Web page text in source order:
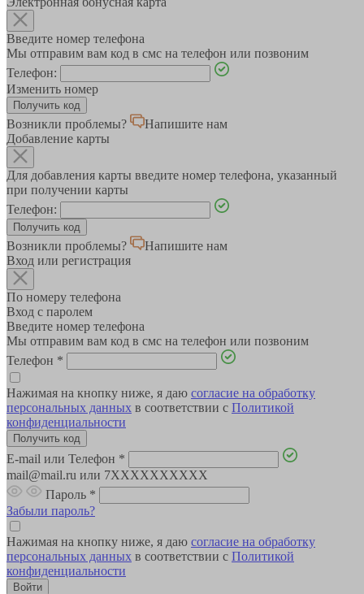
Введите номер телефона
Мы отправим вам код в смс на телефон или позвоним
Телефон:
Изменить номер
Возникли проблемы?
Напишите нам
Добавление карты
Для добавления карты введите номер телефона, указанный
при получении карты
Телефон:
Возникли проблемы?
Напишите нам
Вход или регистрация
По номеру телефона
Вход с паролем
Введите номер телефона
Мы отправим вам код в смс на телефон или позвоним
Телефон *
Нажимая на кнопку ниже, я даю согласие на обработку
персональных данных в соответствии с Политикой
конфиденциальности
E-mail или Телефон *
mail@mail.ru или 7XXXXXXXXXX
Пароль *
Забыли пароль?
Нажимая на кнопку ниже, я даю согласие на обработку
персональных данных в соответствии с Политикой
конфиденциальности